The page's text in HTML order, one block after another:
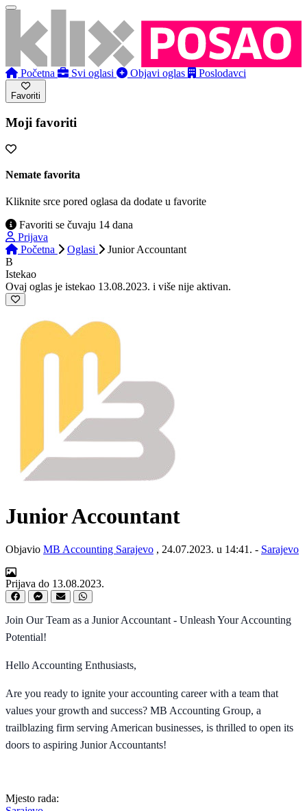
Početna Svi oglasi Objavi oglas Poslodavci
Favoriti
Moji favoriti
Nemate favorita
Kliknite srce pored oglasa da dodate u favorite
Favoriti se čuvaju 14 dana
Prijava
Početna
Oglasi
Junior Accountant
B
Istekao
Ovaj oglas je istekao 13.08.2023. i više nije aktivan.
Junior Accountant
Objavio MB Accounting Sarajevo , 24.07.2023. u 14:41. - Sarajevo
Prijava do 13.08.2023.
Join Our Team as a Junior Accountant - Unleash Your Accounting
Potential!
Hello Accounting Enthusiasts,
Are you ready to ignite your accounting career with a team that
values your growth and success? MB Accounting Group, a
trailblazing firm serving American businesses, is thrilled to open its
doors to aspiring Junior Accountants!
Mjesto rada: